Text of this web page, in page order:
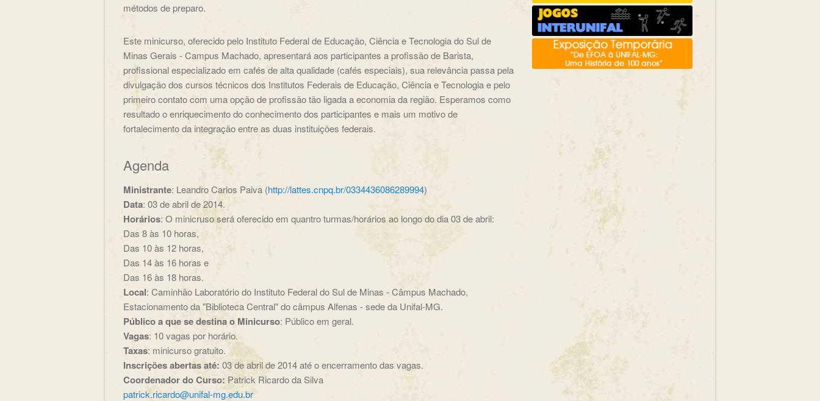
métodos de preparo.
Este minicurso, oferecido pelo Instituto Federal de Educação, Ciência e Tecnologia do Sul de
Minas Gerais - Campus Machado, apresentará aos participantes a profissão de Barista,
profissional especializado em cafés de alta qualidade (cafés especiais), sua relevância passa pela
divulgação dos cursos técnicos dos Institutos Federais de Educação, Ciência e Tecnologia e pelo
primeiro contato com uma opção de profissão tão ligada a economia da região. Esperamos como
resultado o enriquecimento do conhecimento dos participantes e mais um motivo de
fortalecimento da integração entre as duas instituições federais.
Agenda
Ministrante: Leandro Carlos Paiva (http://lattes.cnpq.br/0334436086289994)
Data: 03 de abril de 2014.
Horários: O minicruso será oferecido em quantro turmas/horários ao longo do dia 03 de abril:
Das 8 às 10 horas,
Das 10 às 12 horas,
Das 14 às 16 horas e
Das 16 às 18 horas.
Local: Caminhão Laboratório do Instituto Federal do Sul de Minas - Câmpus Machado,
Estacionamento da "Biblioteca Central" do câmpus Alfenas - sede da Unifal-MG.
Público a que se destina o Minicurso: Público em geral.
Vagas: 10 vagas por horário.
Taxas: minicurso gratuito.
Inscrições abertas até: 03 de abril de 2014 até o encerramento das vagas.
Coordenador do Curso: Patrick Ricardo da Silva
patrick.ricardo@unifal-mg.edu.br